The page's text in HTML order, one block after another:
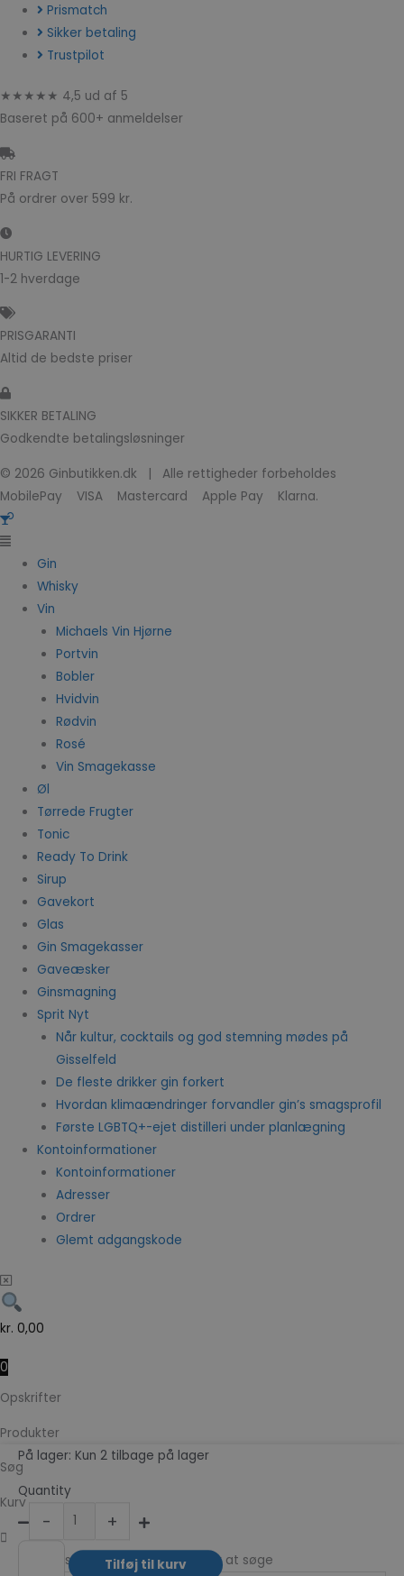
Prismatch
Sikker betaling
Trustpilot
★★★★★ 4,5 ud af 5
Baseret på 600+ anmeldelser
FRI FRAGT
På ordrer over 599 kr.
HURTIG LEVERING
1-2 hverdage
PRISGARANTI
Altid de bedste priser
SIKKER BETALING
Godkendte betalingsløsninger
© 2026 Ginbutikken.dk | Alle rettigheder forbeholdes
MobilePay VISA Mastercard Apple Pay Klarna.
Gin
Whisky
Vin
Michaels Vin Hjørne
Portvin
Bobler
Hvidvin
Rødvin
Rosé
Vin Smagekasse
Øl
Tørrede Frugter
Tonic
Ready To Drink
Sirup
Gavekort
Glas
Gin Smagekasser
Gaveæsker
Ginsmagning
Sprit Nyt
Når kultur, cocktails og god stemning mødes på
Gisselfeld
De fleste drikker gin forkert
Hvordan klimaændringer forvandler gin’s smagsprofil
Første LGBTQ+-ejet distilleri under planlægning
Kontoinformationer
Kontoinformationer
Adresser
Ordrer
Glemt adgangskode
kr. 0,00
0
Opskrifter
Produkter
Søg
Kurv
Indtast søgeord og tryk enter for at søge
På lager: Kun 2 tilbage på lager
Quantity
-
Yusibi
antal
+
Tilføj til kurv